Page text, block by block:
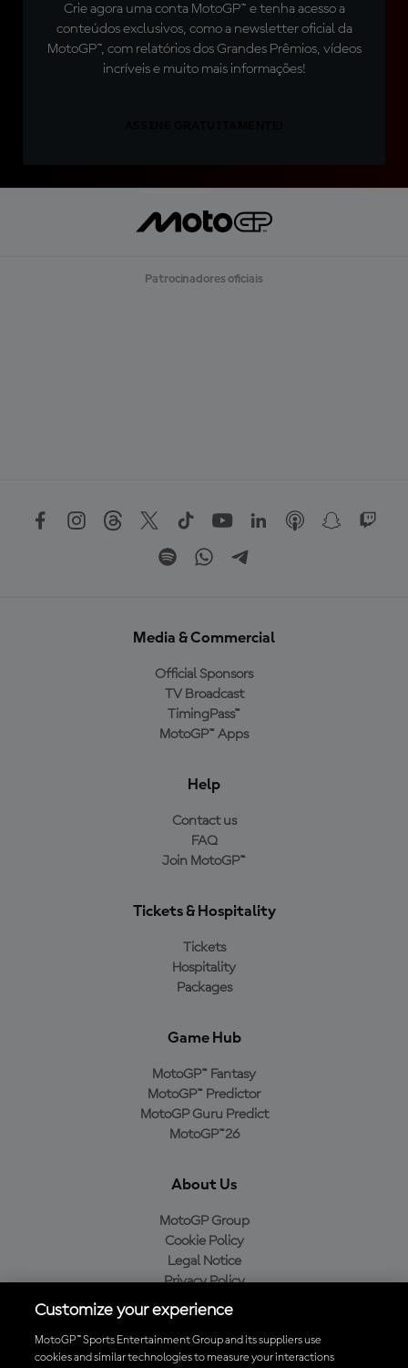
Crie agora uma conta MotoGP™ e tenha acesso a
conteúdos exclusivos, como a newsletter oficial da
MotoGP™, com relatórios dos Grandes Prêmios, vídeos
incríveis e muito mais informações!
Patrocinadores oficiais
Media & Commercial
Official Sponsors
TV Broadcast
TimingPass™
MotoGP™ Apps
Help
Contact us
FAQ
Join MotoGP™
Tickets & Hospitality
Tickets
Hospitality
Packages
Game Hub
MotoGP™ Fantasy
MotoGP™ Predictor
MotoGP Guru Predict
MotoGP™26
About Us
MotoGP Group
Cookie Policy
Legal Notice
Privacy Policy
Purchase Policy
Customize your experience
MotoGP™ Sports Entertainment Group and its suppliers use
cookies and similar technologies to measure your interactions